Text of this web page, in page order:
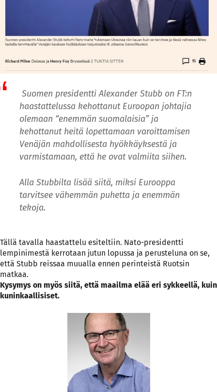
Suomen presidentti Alexander Stubb on FT:n
haastattelussa kehottanut Euroopan johtajia
olemaan “enemmän suomalaisia”ja
kehottanut heitä lopettamaan varoittamisen
Venäjän mahdollisesta hyökkäyksestä ja
varmistamaan, että he ovat valmiita siihen.
Alla Stubbilta lisää siitä, miksi Eurooppa
tarvitsee vähemmän puhetta ja enemmän
tekoja.
Tällä tavalla haastattelu esiteltiin. Nato-presidentti
lempinimestä kerrotaan jutun lopussa ja perusteluna on se,
että Stubb reissaa muualla ennen perinteistä Ruotsin
matkaa.
Kysymys on myös siitä, että maailma elää eri sykkeellä, kuin
kuninkaallisiset.